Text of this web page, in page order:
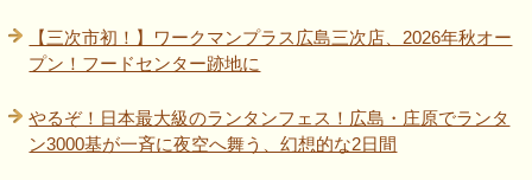
【三次市初！】ワークマンプラス広島三次店、2026年秋オー
プン！フードセンター跡地に
やるぞ！日本最大級のランタンフェス！広島・庄原でランタ
ン3000基が一斉に夜空へ舞う、幻想的な2日間